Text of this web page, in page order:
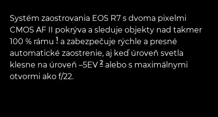
Systém zaostrovania EOS R7 s dvoma pixelmi
CMOS AF II pokrýva a sleduje objekty nad takmer
100 % rámu 1 a zabezpečuje rýchle a presné
automatické zaostrenie, aj keď úroveň svetla
klesne na úroveň –5EV 2 alebo s maximálnymi
otvormi ako f/22.